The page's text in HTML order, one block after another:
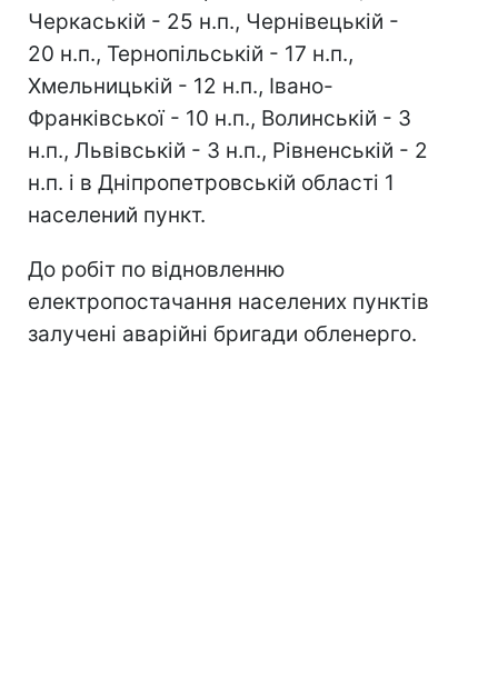
Черкаській - 25 н.п., Чернівецькій -
20 н.п., Тернопільській - 17 н.п.,
Хмельницькій - 12 н.п., Івано-
Франківської - 10 н.п., Волинській - 3
н.п., Львівській - 3 н.п., Рівненській - 2
н.п. і в Дніпропетровській області 1
населений пункт.
До робіт по відновленню
електропостачання населених пунктів
залучені аварійні бригади обленерго.